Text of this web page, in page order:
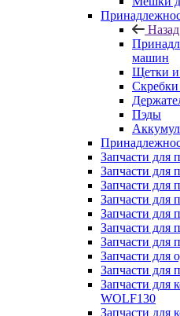
Назад
машин
Щетки и
Пэды
Запчасти для
Запчасти для
Запчасти для
Запчасти для
Запчасти для
Запчасти для
Запчасти для
Запчасти для
Запчасти для
Запчасти для
WOLF130
Запчасти для